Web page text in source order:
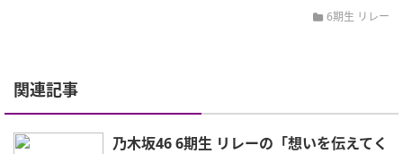
6期生 リレー
関連記事
乃木坂46 6期生 リレーの「想いを伝えてく